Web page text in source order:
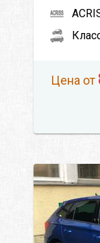
Цена от